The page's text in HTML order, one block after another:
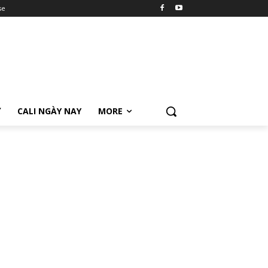
CALI NGÀY NAY MORE